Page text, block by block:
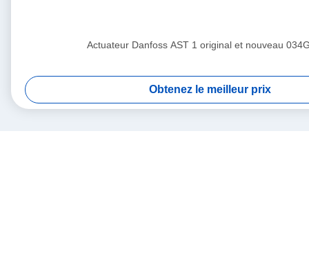
Actuateur Danfoss AST 1 original et nouveau
Obtenez le meilleur prix